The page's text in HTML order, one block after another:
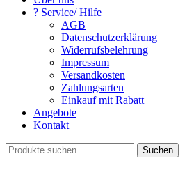
? Service/ Hilfe
AGB
Datenschutzerklärung
Widerrufsbelehrung
Impressum
Versandkosten
Zahlungsarten
Einkauf mit Rabatt
Angebote
Kontakt
Suchen
nach:
Suchen